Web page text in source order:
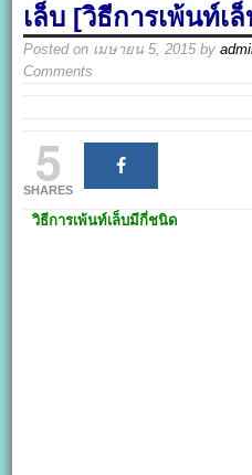
เล็บ [วิธีการเพ้นท์เ
Posted on เมษายน 5, 2015 by
Comments
5
SHARES
วิธีการเพ้นท์เล็บมีกี่ชนิด